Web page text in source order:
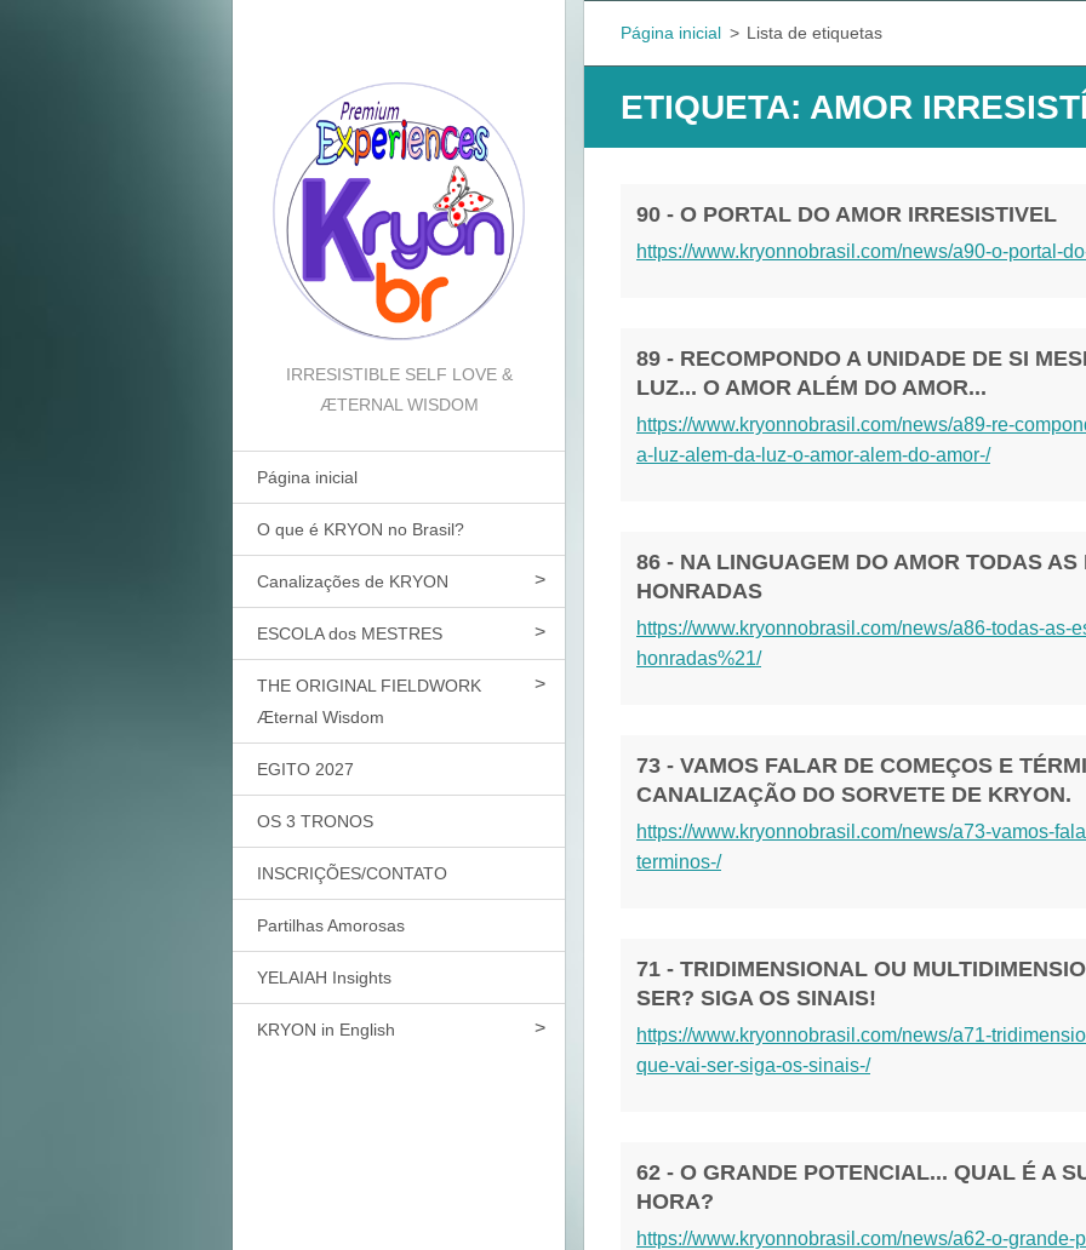
IRRESISTIBLE SELF LOVE &
ÆTERNAL WISDOM
Página inicial
O que é KRYON no Brasil?
Canalizações de KRYON
ESCOLA dos MESTRES
THE ORIGINAL FIELDWORK
Æternal Wisdom
EGITO 2027
OS 3 TRONOS
INSCRIÇÕES/CONTATO
Partilhas Amorosas
YELAIAH Insights
KRYON in English
Página inicial > Lista de etiquetas
ETIQUETA: AMOR
90 - O PORTAL DO AMOR IRRESISTIVEL
https://www.kryonnobrasil.com/news/a90-o-portal-
89 - RECOMPONDO A UNIDADE DE SI
LUZ... O AMOR ALÉM DO AMOR...
https://www.kryonnobrasil.com/news/a89-re-
a-luz-alem-da-luz-o-amor-alem-do-amor-/
86 - NA LINGUAGEM DO AMOR TODAS
HONRADAS
https://www.kryonnobrasil.com/news/a86-todas-as-
honradas%21/
73 - VAMOS FALAR DE COMEÇOS E
CANALIZAÇÃO DO SORVETE DE KRYON.
https://www.kryonnobrasil.com/news/a73-vamos-
terminos-/
71 - TRIDIMENSIONAL OU
SER? SIGA OS SINAIS!
https://www.kryonnobrasil.com/news/a71-
que-vai-ser-siga-os-sinais-/
62 - O GRANDE POTENCIAL... QUAL É A
HORA?
https://www.kryonnobrasil.com/news/a62-o-grande-